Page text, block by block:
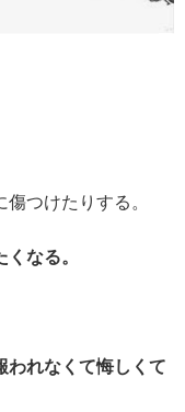
つけたりする。
なる。
われなくて悔しくて